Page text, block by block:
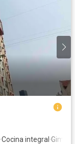
·Cocina integral·